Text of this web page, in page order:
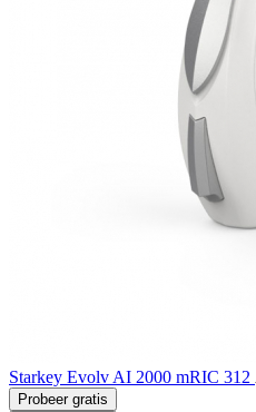
Starkey Evolv AI 2000 mRIC 312
Probeer gratis